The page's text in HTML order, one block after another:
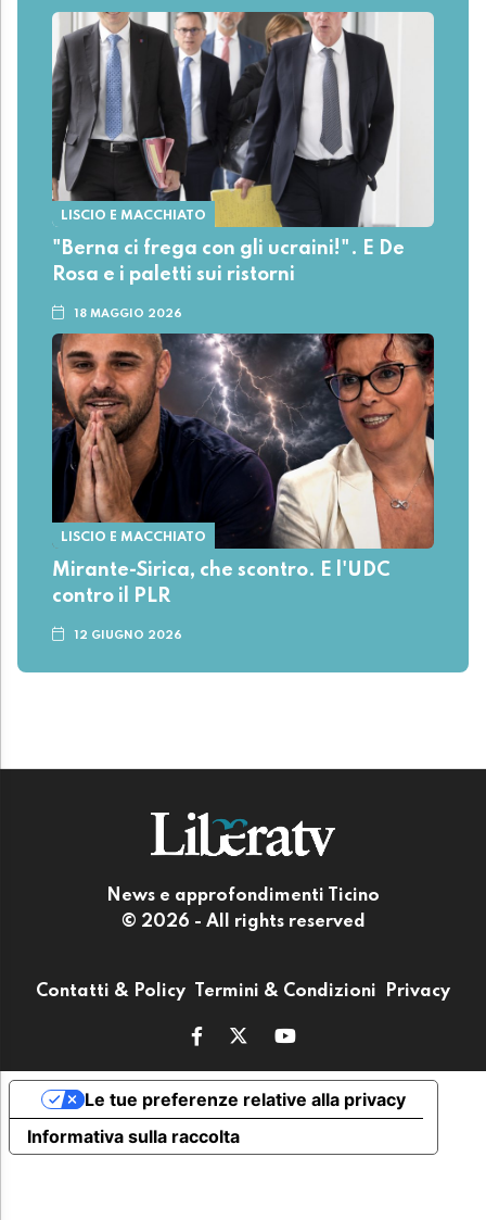
LISCIO E MACCHIATO
"Berna ci frega con gli ucraini!". E De
Rosa e i paletti sui ristorni
18 MAGGIO 2026
LISCIO E MACCHIATO
Mirante-Sirica, che scontro. E l'UDC
contro il PLR
12 GIUGNO 2026
News e approfondimenti Ticino
© 2026 - All rights reserved
Contatti & Policy Termini & Condizioni Privacy
Informativa sulla raccolta
Le tue preferenze relative alla privacy